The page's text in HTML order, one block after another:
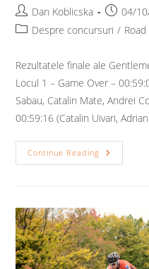
Post
author:
Dan Koblicska
Post04/
PostDespre concursuri /
Rezultatele finale ale
Locul 1 – Game Over –
Sabau, Catalin Mate, Andrei
00:59:16 (Catalin Uivari,
Continue Reading Rezultate
–
A
II-
A
–
Cluj-
Napoca